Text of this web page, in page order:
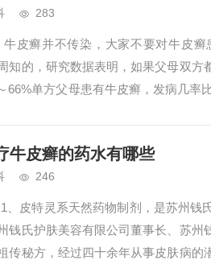
283
皮癣并不传染，大家不要对牛皮
知的，研究数据表明，如果父母双
66%单方父母患有牛皮癣，发病几率
牛皮癣的药水有哪些
246
、皮特灵系天然药物制剂，是苏州
钱氏护肤美容有限公司董事长、苏州
传秘方，经过四十余年从事皮肤病的